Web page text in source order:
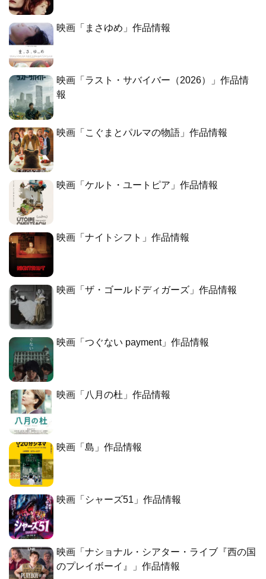
映画「まさゆめ」作品情報
映画「ラスト・サバイバー（2026）」作品情
報
映画「こぐまとパルマの物語」作品情報
映画「ケルト・ユートピア」作品情報
映画「ナイトシフト」作品情報
映画「ザ・ゴールドディガーズ」作品情報
映画「つぐない payment」作品情報
映画「八月の杜」作品情報
映画「島」作品情報
映画「シャーズ51」作品情報
映画「ナショナル・シアター・ライブ『西の国
のプレイボーイ』」作品情報